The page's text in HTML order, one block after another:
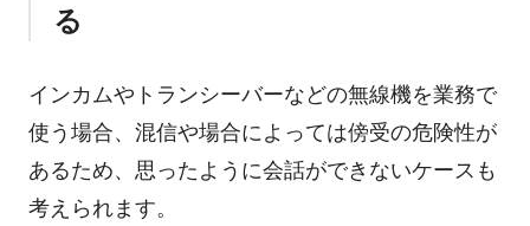
る
インカムやトランシーバーなどの無線機を業務で
使う場合、混信や場合によっては傍受の危険性が
あるため、思ったように会話ができないケースも
考えられます。